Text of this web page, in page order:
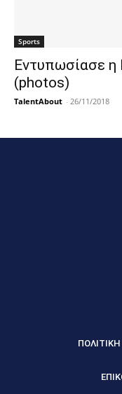
Sports
Εντυπωσίασε η
(photos)
TalentAbout - 26/11/2018